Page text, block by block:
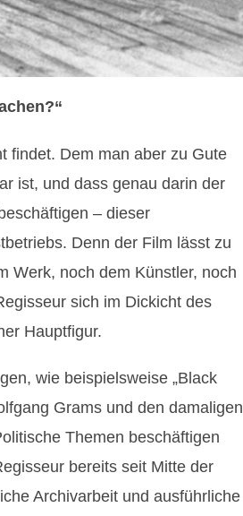
findet. Dem man aber zu Gute
ist, und dass genau darin der
– dieser
Denn der Film lässt zu
Werk, noch dem Künstler, noch
sich im Dickicht des
Hauptfigur.
wie beispielsweise „Black
Grams und den damaligen
Themen beschäftigen
bereits seit Mitte der
Archivarbeit und ausführliche